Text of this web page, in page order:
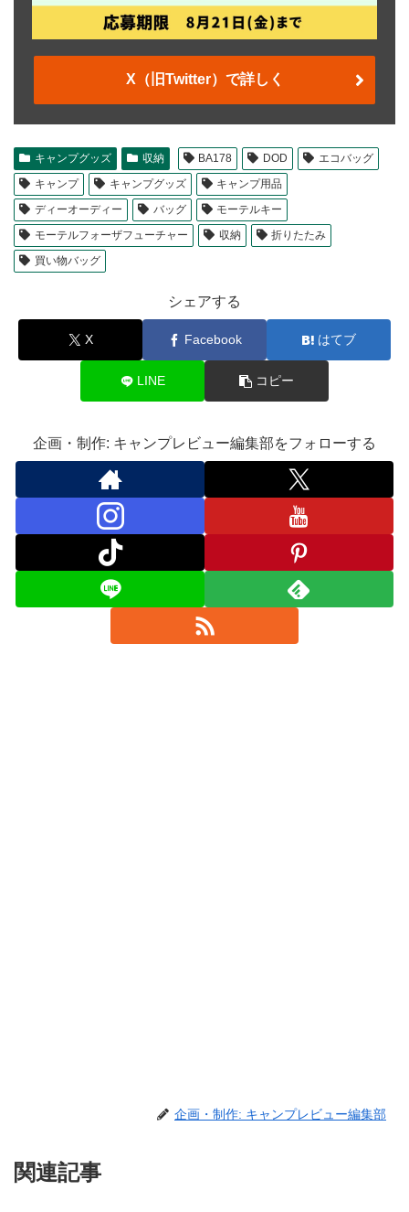
X（旧Twitter）で詳しく
キャンプグッズ 収納 BA178 DOD
エコバッグ
キャンプ
キャンプグッズ
キャンプ用品
ディーオーディー
バッグ
モーテルキー
モーテルフォーザフューチャー
収納
折りたたみ
買い物バッグ
シェアする
X Facebook はてブ
LINE コピー
企画・制作: キャンプレビュー編集部をフォローする
企画・制作: キャンプレビュー編集部
関連記事